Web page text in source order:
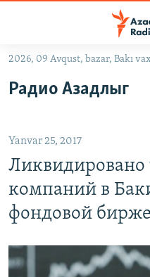
Əsas
qayıt
qayıt
Axtarışa
#İZAHLA
FƏRQƏ BAX
QANUNI DOĞRU
ARAŞDIRMA
MULTIMEDIA
2026, 09 Avqust, bazar, Bakı
Радио Азадлыг
Yanvar 25, 2017
Ликвидировано
компаний в
фондовой бирже